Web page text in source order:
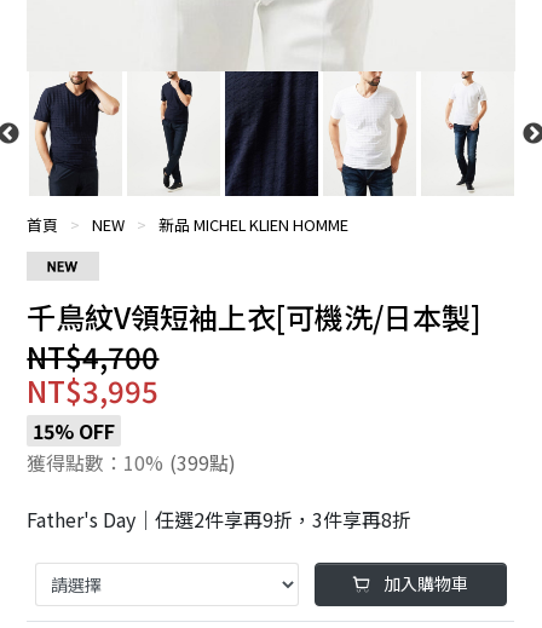
首頁 > NEW > 新品 MICHEL KLIEN HOMME
千鳥紋V領短袖上衣[可機洗/日本製]
NT$4,700
NT$3,995
15% OFF
獲得點數：10% (399點)
Father's Day｜任選2件享再9折，3件享再8折
加入購物車